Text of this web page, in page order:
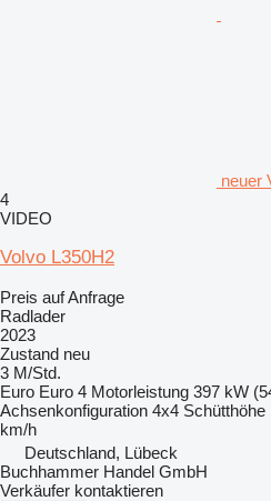
neuer
4
VIDEO
Volvo L350H2
Preis auf Anfrage
Radlader
2023
Zustand neu
3 M/Std.
Euro Euro 4 Motorleistung 397 kW
Achsenkonfiguration 4x4 Schütthöhe
km/h
Deutschland, Lübeck
Buchhammer Handel GmbH
Verkäufer kontaktieren